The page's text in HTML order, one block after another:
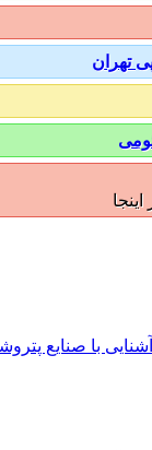
با صنایع پتروشیمی